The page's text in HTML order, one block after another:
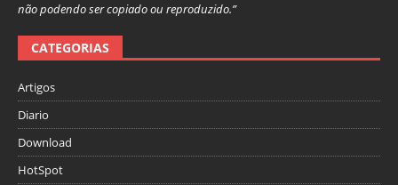
não podendo ser copiado ou reproduzido.”
CATEGORIAS
Artigos
Diario
Download
HotSpot